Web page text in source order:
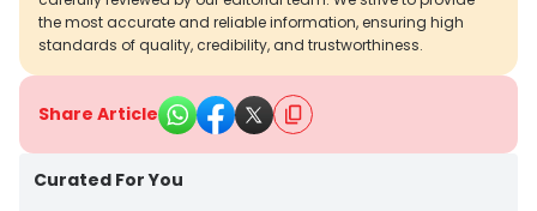
the most accurate and reliable information, ensuring high
standards of quality, credibility, and trustworthiness.
Share Article
Curated For You